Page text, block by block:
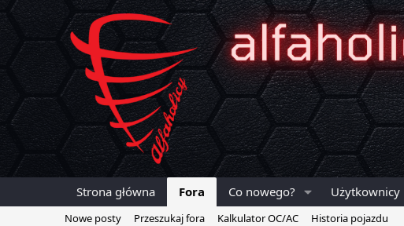
Strona główna Fora Co nowego? Użytkownicy
Nowe posty Przeszukaj fora Kalkulator OC/AC Historia pojazdu